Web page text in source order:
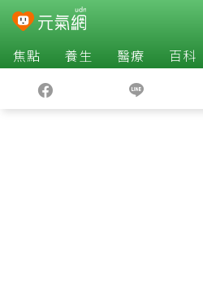
焦點 養生 醫療 百科